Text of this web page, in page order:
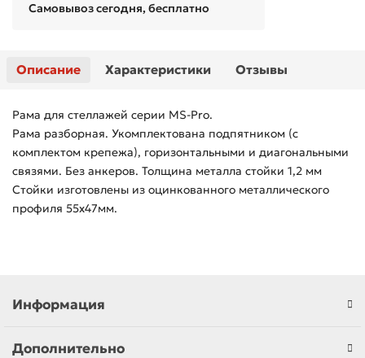
Самовывоз сегодня, бесплатно
Описание Характеристики Отзывы
Рама для стеллажей серии MS-Pro.
Рама разборная. Укомплектована подпятником (с
комплектом крепежа), горизонтальными и диагональными
связями. Без анкеров. Толщина металла стойки 1,2 мм
Стойки изготовлены из оцинкованного металлического
профиля 55х47мм.
Информация
Дополнительно